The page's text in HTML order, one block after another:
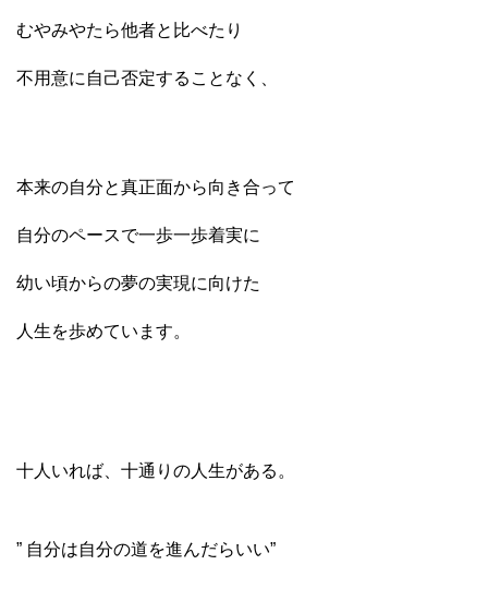
むやみやたら他者と比べたり
不用意に自己否定することなく、
本来の自分と真正面から向き合って
自分のペースで一歩一歩着実に
幼い頃からの夢の実現に向けた
人生を歩めています。
十人いれば、十通りの人生がある。
” 自分は自分の道を進んだらいい”